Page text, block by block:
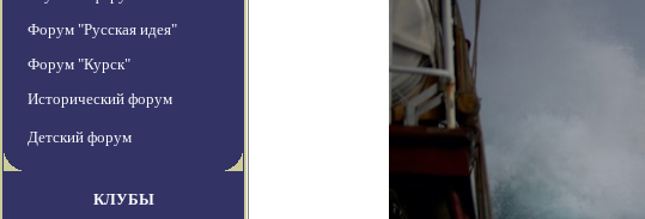
Форум "Русская идея"
Форум "Курск"
Исторический форум
Детский форум
КЛУБЫ